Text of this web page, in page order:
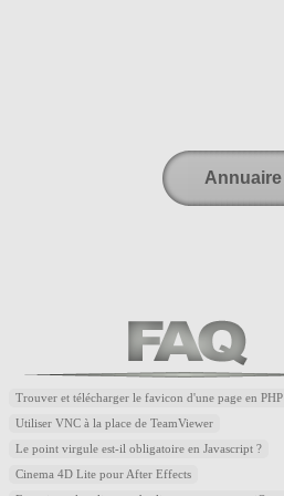
Annuaire
Trouver et télécharger le favicon d'une page en PHP
Utiliser VNC à la place de TeamViewer
Le point virgule est-il obligatoire en Javascript ?
Cinema 4D Lite pour After Effects